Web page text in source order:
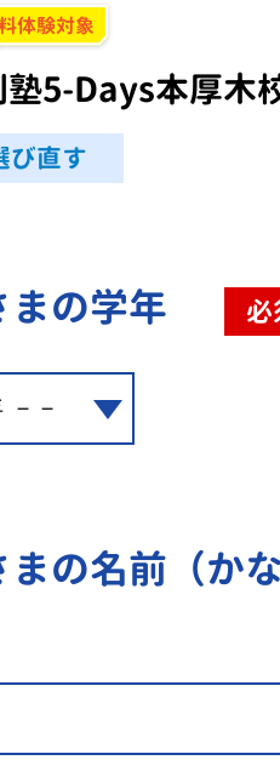
体験対象
5-Days本厚木
び直す
の学年 必
の名前（かな